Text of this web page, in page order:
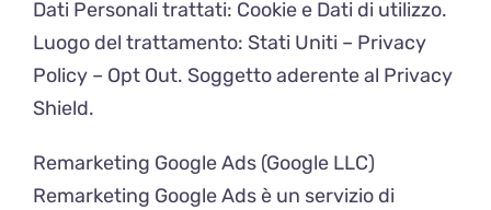
Dati Personali trattati: Cookie e Dati di utilizzo.
Luogo del trattamento: Stati Uniti – Privacy
Policy – Opt Out. Soggetto aderente al Privacy
Shield.
Remarketing Google Ads (Google LLC)
Remarketing Google Ads è un servizio di